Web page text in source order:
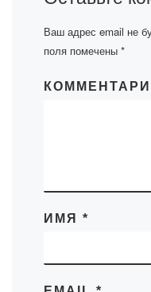
Ваш адрес email не
поля помечены *
ИМЯ *